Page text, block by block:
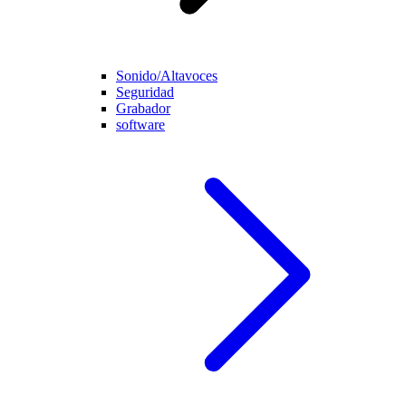
Sonido/Altavoces
Seguridad
Grabador
software